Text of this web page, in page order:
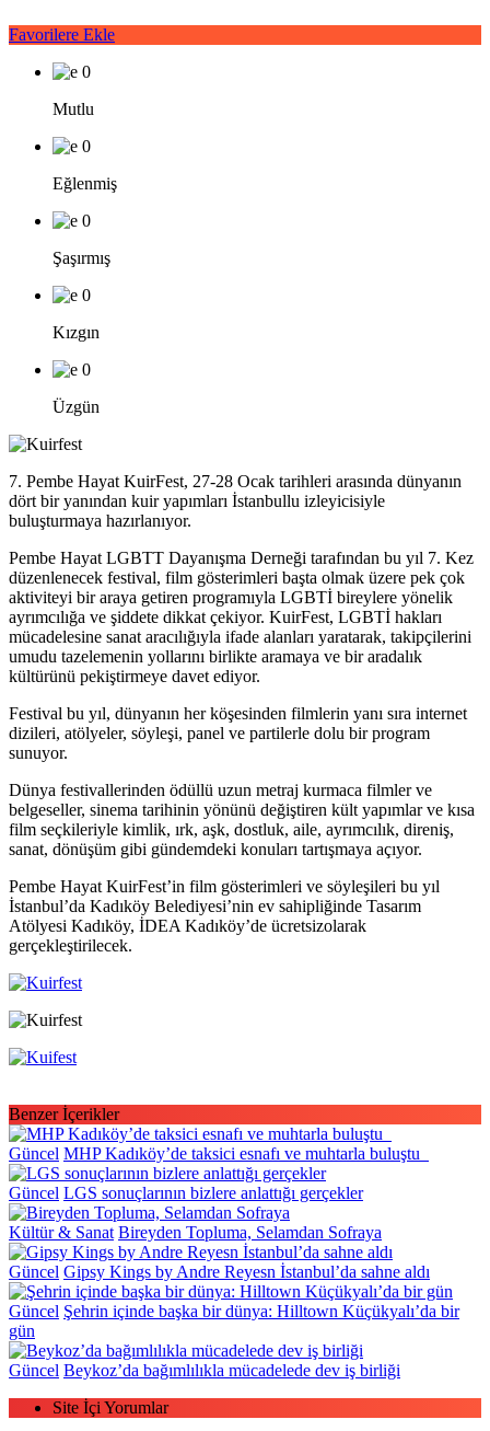
Favorilere Ekle
0
Mutlu
0
Eğlenmiş
0
Şaşırmış
0
Kızgın
0
Üzgün
7. Pembe Hayat KuirFest, 27-28 Ocak tarihleri arasında dünyanın
dört bir yanından kuir yapımları İstanbullu izleyicisiyle
buluşturmaya hazırlanıyor.
Pembe Hayat LGBTT Dayanışma Derneği tarafından bu yıl 7. Kez
düzenlenecek festival, film gösterimleri başta olmak üzere pek çok
aktiviteyi bir araya getiren programıyla LGBTİ bireylere yönelik
ayrımcılığa ve şiddete dikkat çekiyor. KuirFest, LGBTİ hakları
mücadelesine sanat aracılığıyla ifade alanları yaratarak, takipçilerini
umudu tazelemenin yollarını birlikte aramaya ve bir aradalık
kültürünü pekiştirmeye davet ediyor.
Festival bu yıl, dünyanın her köşesinden filmlerin yanı sıra internet
dizileri, atölyeler, söyleşi, panel ve partilerle dolu bir program
sunuyor.
Dünya festivallerinden ödüllü uzun metraj kurmaca filmler ve
belgeseller, sinema tarihinin yönünü değiştiren kült yapımlar ve kısa
film seçkileriyle kimlik, ırk, aşk, dostluk, aile, ayrımcılık, direniş,
sanat, dönüşüm gibi gündemdeki konuları tartışmaya açıyor.
Pembe Hayat KuirFest’in film gösterimleri ve söyleşileri bu yıl
İstanbul’da Kadıköy Belediyesi’nin ev sahipliğinde Tasarım
Atölyesi Kadıköy, İDEA Kadıköy’de ücretsizolarak
gerçekleştirilecek.
Benzer İçerikler
Güncel MHP Kadıköy’de taksici esnafı ve muhtarla buluştu
Güncel LGS sonuçlarının bizlere anlattığı gerçekler
Kültür & Sanat Bireyden Topluma, Selamdan Sofraya
Güncel Gipsy Kings by Andre Reyesn İstanbul’da sahne aldı
Güncel Şehrin içinde başka bir dünya: Hilltown Küçükyalı’da bir
gün
Güncel Beykoz’da bağımlılıkla mücadelede dev iş birliği
Site İçi Yorumlar